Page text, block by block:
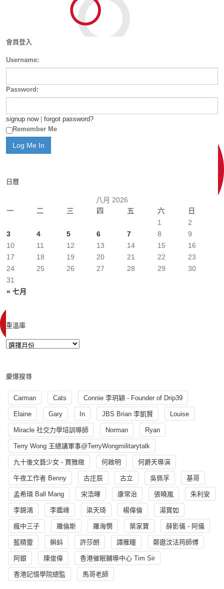
會員登入
Username:
Password:
signup now| forgot password?
Remember Me
日曆
八月 2026
一
二 三 四 五 六 日
« 七月
1
2
3
4 5 6 7 8
9
10
11 12 13 14 15
16
17
18 19 20 21 22
23
24
25 26 27 28 29
30
31
重溫庫
慶爆搜尋
Carman Cats Connie 李玥穎 - Founder of Drip39
Elaine Gary In JBS Brian 李凱賢 Louise
Miracle 社交力學培訓導師 Norman Ryan
Terry Wong 王總講軍事@TerryWongmilitarytalk
九十後文藝少女 - 賈雅緻 何啟明 何爵天導演
午夜工作者 Benny 古庄辰 古立 吳佩孚 基哥
孟希璘 Ball Mang 宋浩暉 康常治 張曉嵐 朱利安
李錦鴻 李鑑峰 梁天琦 楊偉倫 湯寳如
瘋中三子 羅倫斯 羅海憫 葉家寶 薛影儀 - 阿儀
藍精靈 蝌蚪 許莎朗 譚雁瞳 鄭遨汶法筠師傅
阿銀 陳俊偉 香港催眠輔導中心 Tim Sir
香港記憶學院總監 馬哥老師